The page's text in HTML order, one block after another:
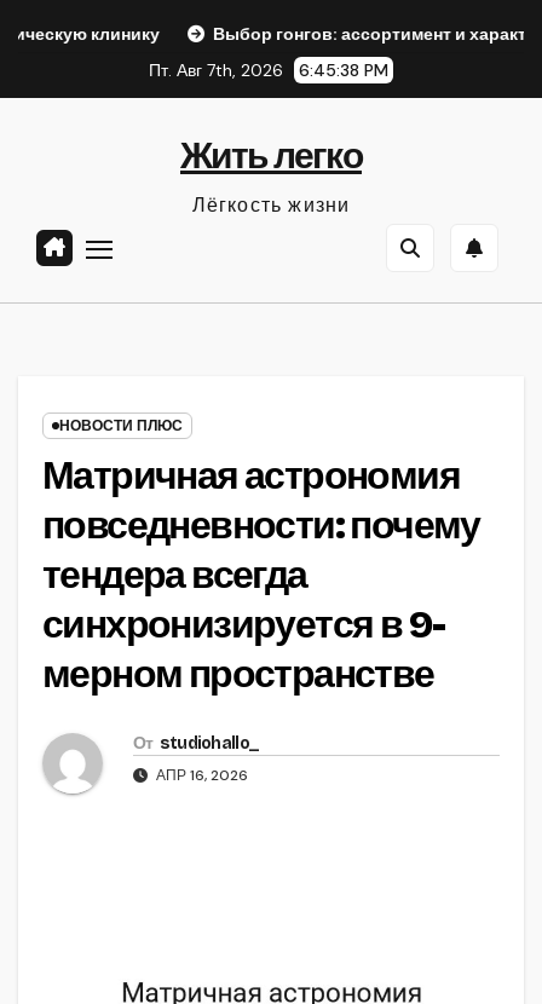
Выбор гонгов: ассортимент и характеристики
Пт. Авг 7th, 2026
6:45:39 PM
Жить легко
Лёгкость жизни
НОВОСТИ ПЛЮС
Матричная астрономия
повседневности: почему
тендера всегда
синхронизируется в 9-
мерном пространстве
От studiohallo_
АПР 16, 2026